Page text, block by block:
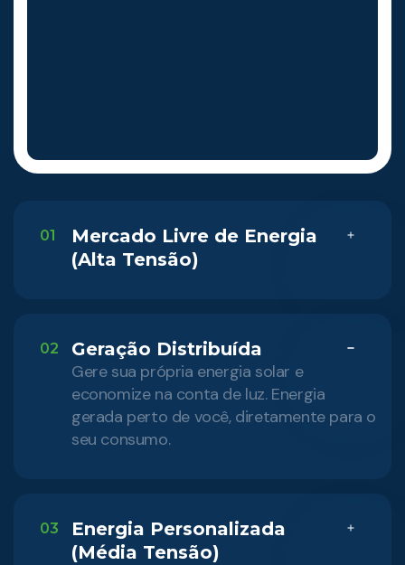
01
Mercado Livre de Energia
(Alta Tensão)
02
Geração Distribuída
Gere sua própria energia solar e
economize na conta de luz. Energia
gerada perto de você, diretamente para o
seu consumo.
03
Energia Personalizada
(Média Tensão)